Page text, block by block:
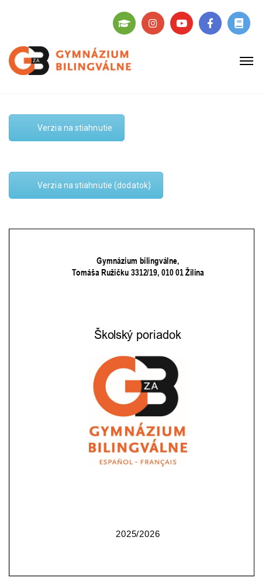
Verzia na stiahnutie
Verzia na stiahnutie (dodatok)